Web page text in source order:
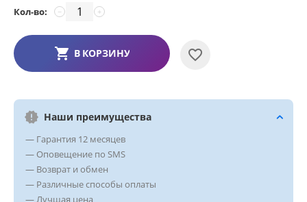
Кол-во: +
−
В КОРЗИНУ
Наши преимущества
— Гарантия 12 месяцев
— Оповещение по SMS
— Возврат и обмен
— Различные способы оплаты
— Лучшая цена